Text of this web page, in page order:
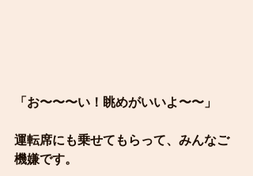
「お〜〜〜い！眺めがいいよ〜〜」
運転席にも乗せてもらって、みんなご
機嫌です。